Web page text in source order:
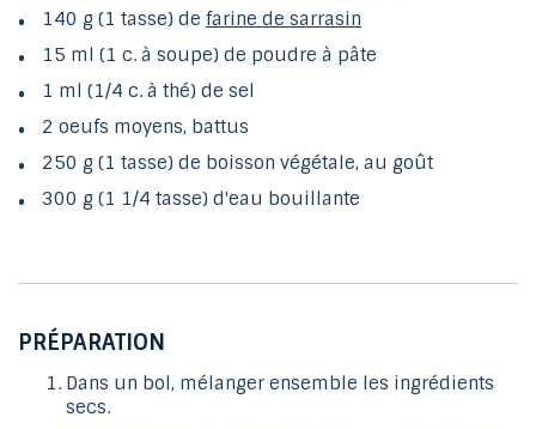
140 g (1 tasse) de farine de sarrasin
15 ml (1 c. à soupe) de poudre à pâte
1 ml (1/4 c. à thé) de sel
2 oeufs moyens, battus
250 g (1 tasse) de boisson végétale, au goût
300 g (1 1/4 tasse) d'eau bouillante
PRÉPARATION
Dans un bol, mélanger ensemble les ingrédients
secs.